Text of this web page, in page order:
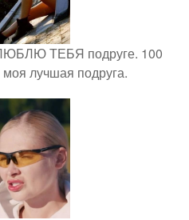
ТЕБЯ подруге. 100
лучшая подруга.